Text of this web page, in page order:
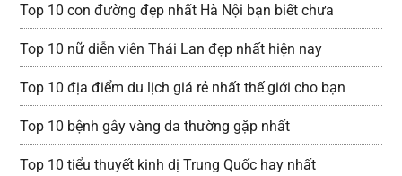
Top 10 con đường đẹp nhất Hà Nội bạn biết chưa
Top 10 nữ diễn viên Thái Lan đẹp nhất hiện nay
Top 10 địa điểm du lịch giá rẻ nhất thế giới cho bạn
Top 10 bệnh gây vàng da thường gặp nhất
Top 10 tiểu thuyết kinh dị Trung Quốc hay nhất